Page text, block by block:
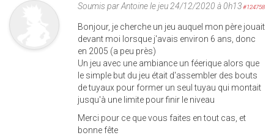
Soumis parAntoinele jeu 24/12/2020 à 0h13#124758
Bonjour, je cherche un jeu auquel mon père jouait
devant moi lorsque j'avais environ 6 ans, donc
en 2005 (a peu près)
Un jeu avec une ambiance un féerique alors que
le simple but du jeu était d'assembler des bouts
de tuyaux pour former un seul tuyau qui montait
jusqu'à une limite pour finir le niveau
Merci pour ce que vous faites en tout cas, et
bonne fête